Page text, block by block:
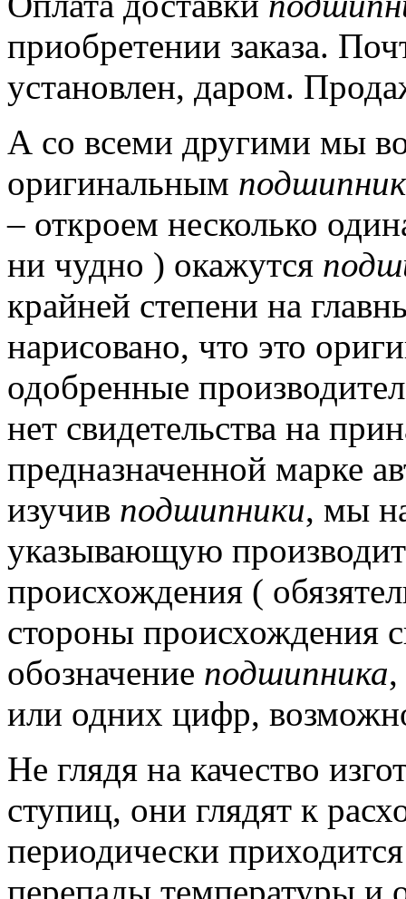
приобретении заказа.
установлен, даром.
А со всеми другими мы
оригинальным
– откроем несколько
ни чудно ) окажутся
крайней степени на
нарисовано, что это
одобренные
нет свидетельства на
предназначенной марке
изучив подшипники, мы
указывающую
происхождения (
стороны происхождения
обозначение подшипника
или одних цифр,
Не глядя на качество
ступиц, они глядят к
периодически